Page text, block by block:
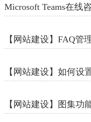
Microsoft Teams在线
【网站建设】FAQ管
【网站建设】如何设
【网站建设】图集功